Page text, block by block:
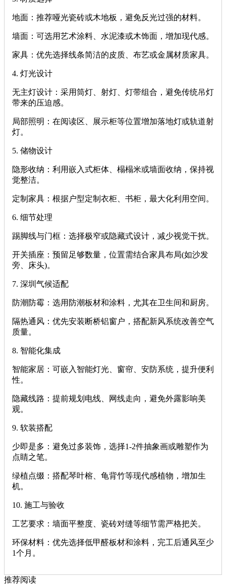
‌地面‌：推荐哑光瓷砖或木地板，避免反光过强的材料。
‌墙面‌：可选用艺术涂料、水泥漆或木饰面，增加现代感。
‌家具‌：优先选择线条简洁的皮质、布艺或金属材质家具。
‌4. 灯光设计‌
‌无主灯设计‌：采用筒灯、射灯、灯带组合，避免传统吊灯
带来的压迫感。
‌局部照明‌：在阅读区、展示柜等位置增加落地灯或轨道射
灯。
‌5. 储物设计‌
‌隐形收纳‌：利用嵌入式柜体、榻榻米或墙面收纳，保持视
觉整洁。
‌定制家具‌：根据户型定制衣柜、书柜，最大化利用空间。
‌6. 细节处理‌
‌踢脚线与门框‌：选择极窄或隐藏式设计，减少视觉干扰。
‌开关插座‌：预留足够数量，位置需结合家具布局(如沙发
旁、床头)。
‌7. 深圳气候适配‌
‌防潮防霉‌：选用防潮板材和涂料，尤其在卫生间和厨房。
‌隔热通风‌：优先安装断桥铝窗户，搭配新风系统改善空气
质量。
‌8. 智能化集成‌
‌智能家居‌：可嵌入智能灯光、窗帘、安防系统，提升便利
性。
‌隐藏线路‌：提前规划电线、网线走向，避免外露影响美
观。
‌9. 软装搭配‌
‌少即是多‌：避免过多装饰，选择1-2件抽象画或雕塑作为
点睛之笔。
‌绿植点缀‌：搭配琴叶榕、龟背竹等现代感植物，增加生
机。
‌10. 施工与验收‌
‌工艺要求‌：墙面平整度、瓷砖对缝等细节需严格把关。
‌环保材料‌：优先选择低甲醛板材和涂料，完工后通风至少
1个月。
推荐阅读